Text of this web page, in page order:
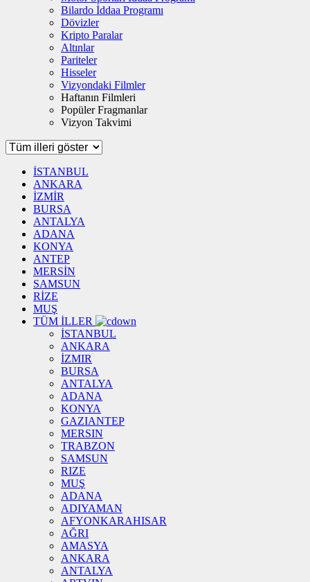
Bilardo İddaa Programı
Dövizler
Kripto Paralar
Altınlar
Pariteler
Hisseler
Vizyondaki Filmler
Haftanın Filmleri
Popüler Fragmanlar
Vizyon Takvimi
İSTANBUL
ANKARA
İZMİR
BURSA
ANTALYA
ADANA
KONYA
ANTEP
MERSİN
SAMSUN
RİZE
MUŞ
TÜM İLLER
İSTANBUL
ANKARA
İZMIR
BURSA
ANTALYA
ADANA
KONYA
GAZIANTEP
MERSIN
TRABZON
SAMSUN
RIZE
MUŞ
ADANA
ADIYAMAN
AFYONKARAHISAR
AĞRI
AMASYA
ANKARA
ANTALYA